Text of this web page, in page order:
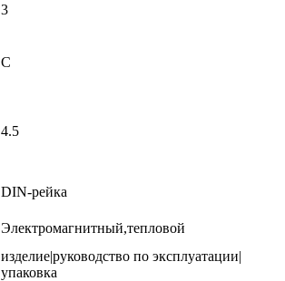
3
C
4.5
DIN-рейка
Электромагнитный,тепловой
изделие|руководство по эксплуатации|
упаковка